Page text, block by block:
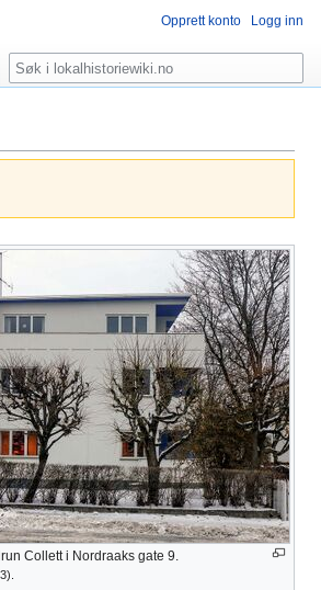
Collett i Nordraaks gate 9.
Opprett konto Logg inn
Søk